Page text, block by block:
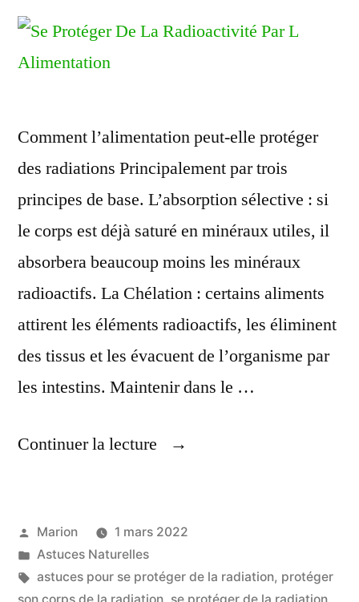
Comment l’alimentation peut-elle protéger
des radiations Principalement par trois
principes de base. L’absorption sélective : si
le corps est déjà saturé en minéraux utiles, il
absorbera beaucoup moins les minéraux
radioactifs. La Chélation : certains aliments
attirent les éléments radioactifs, les éliminent
des tissus et les évacuent de l’organisme par
les intestins. Maintenir dans le …
Continuer la lecture
« Se
La
Radiation,
Publié
par
Marion
1 mars 2022
Publié
dans
Astuces Naturelles
Étiquettes :
astuces pour se protéger de la radiation, protéger